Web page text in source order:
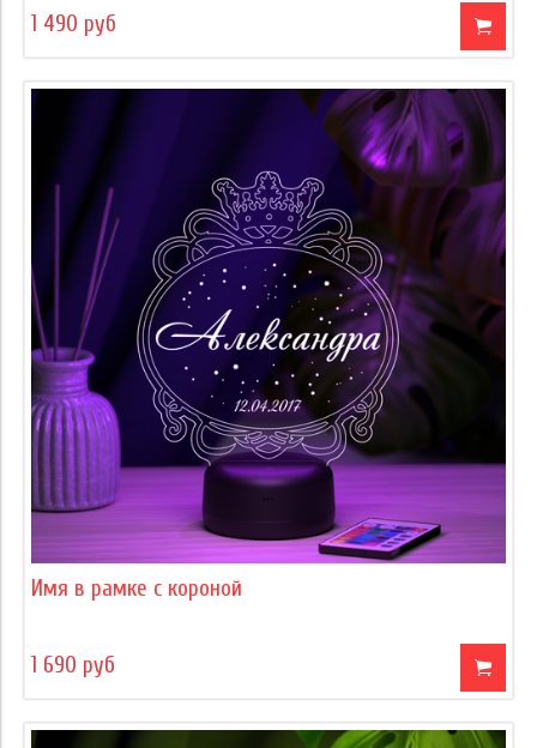
1 490 руб
Имя в рамке с короной
1 690 руб